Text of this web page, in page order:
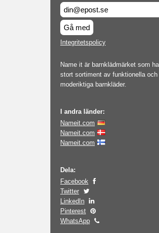
Gå med
Integritetspolicy
Name it är barnklädmärket som
stort sortiment av funktionella och
moderiktiga barnkläder.
I andra länder:
Nameit.com
Nameit.com
Nameit.com
Dela:
Facebook
Twitter
LinkedIn
Pinterest
WhatsApp